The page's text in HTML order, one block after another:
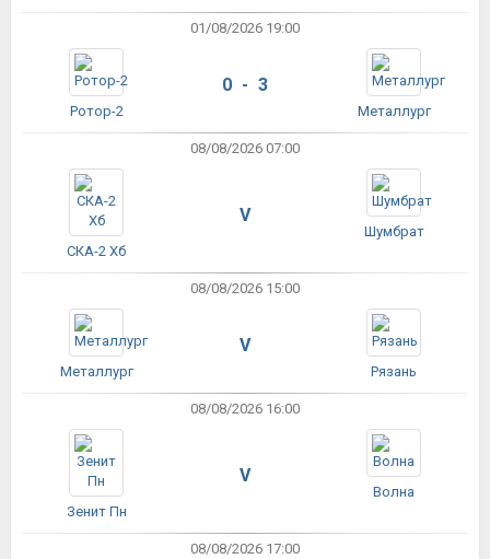
01/08/2026 19:00
Ротор-2
0 - 3
Металлург
08/08/2026 07:00
СКА-2 Хб
V
Шумбрат
08/08/2026 15:00
Металлург
V
Рязань
08/08/2026 16:00
Зенит Пн
V
Волна
08/08/2026 17:00